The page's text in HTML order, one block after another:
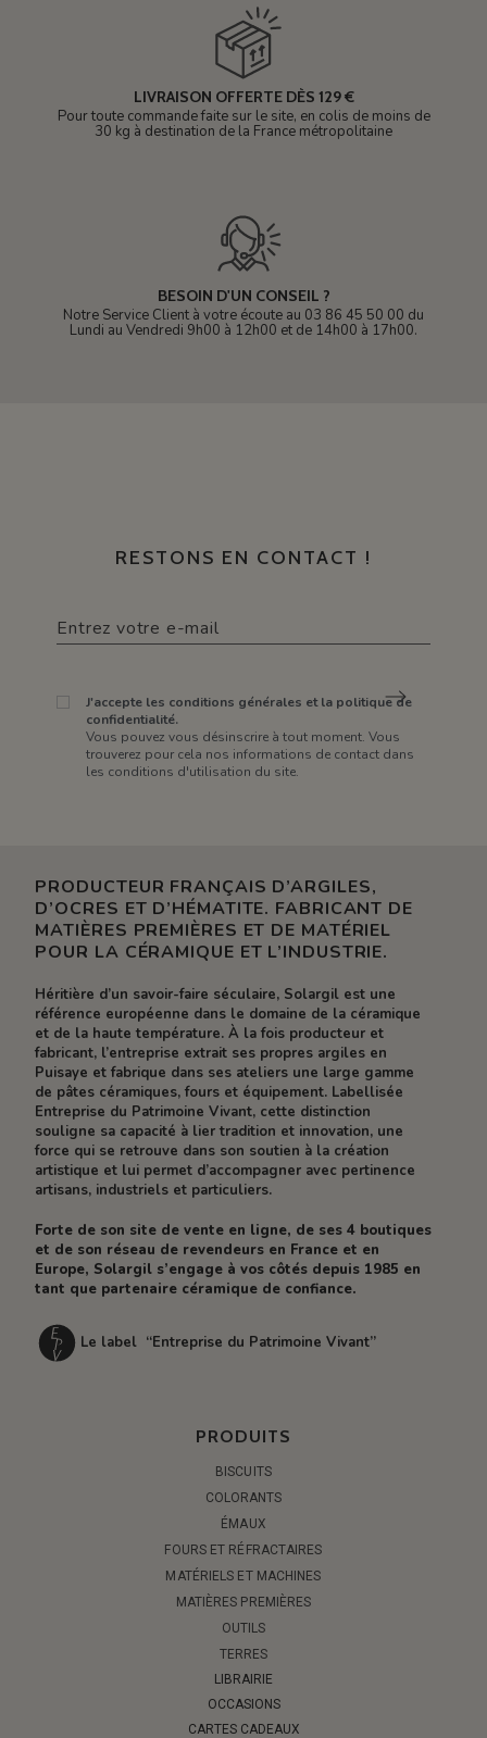
LIVRAISON OFFERTE DÈS 129 €
Pour toute commande faite sur le site, en colis de moins de
30 kg à destination de la France métropolitaine
BESOIN D'UN CONSEIL ?
Notre Service Client à votre écoute au 03 86 45 50 00 du
Lundi au Vendredi 9h00 à 12h00 et de 14h00 à 17h00.
RESTONS EN CONTACT !
J'accepte les conditions générales et la politique de
confidentialité.
Vous pouvez vous désinscrire à tout moment. Vous
trouverez pour cela nos informations de contact dans
les conditions d'utilisation du site.
PRODUCTEUR FRANÇAIS D’ARGILES,
D’OCRES ET D’HÉMATITE. FABRICANT DE
MATIÈRES PREMIÈRES ET DE MATÉRIEL
POUR LA CÉRAMIQUE ET L’INDUSTRIE.
Héritière d’un savoir-faire séculaire, Solargil est une
référence européenne dans le domaine de la céramique
et de la haute température. À la fois producteur et
fabricant, l’entreprise extrait ses propres argiles en
Puisaye et fabrique dans ses ateliers une large gamme
de pâtes céramiques, fours et équipement. Labellisée
Entreprise du Patrimoine Vivant, cette distinction
souligne sa capacité à lier tradition et innovation, une
force qui se retrouve dans son soutien à la création
artistique et lui permet d’accompagner avec pertinence
artisans, industriels et particuliers.
Forte de son site de vente en ligne, de ses 4 boutiques
et de son réseau de revendeurs en France et en
Europe, Solargil s’engage à vos côtés depuis 1985 en
tant que partenaire céramique de confiance.
Le label “Entreprise du Patrimoine Vivant”
PRODUITS
BISCUITS
COLORANTS
ÉMAUX
FOURS ET RÉFRACTAIRES
MATÉRIELS ET MACHINES
MATIÈRES PREMIÈRES
OUTILS
TERRES
LIBRAIRIE
OCCASIONS
CARTES CADEAUX